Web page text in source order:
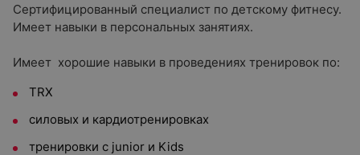
Сертифицированный специалист по детскому фитнесу.
Имеет навыки в персональных занятиях.
Имеет хорошие навыки в проведениях тренировок по:
TRX
силовых и кардиотренировках
тренировки с junior и Kids